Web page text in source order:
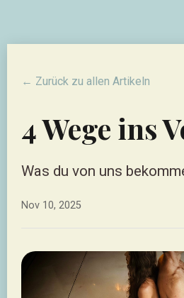
← Zurück zu allen Artikeln
4 Wege ins
Was du von uns
Nov 10, 2025